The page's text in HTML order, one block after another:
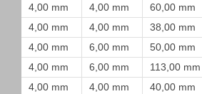
4,00 mm
4,00 mm 60,00 mm
4,00 mm
4,00 mm 38,00 mm
4,00 mm
6,00 mm 50,00 mm
4,00 mm
6,00 mm 113,00 mm
4,00 mm
4,00 mm 40,00 mm